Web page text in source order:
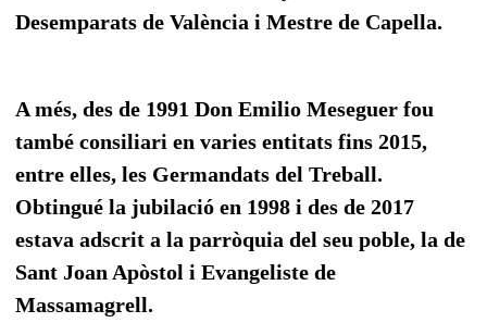
Desemparats de València i Mestre de Capella.
A més, des de 1991 Don Emilio Meseguer fou
també consiliari en varies entitats fins 2015,
entre elles, les Germandats del Treball.
Obtingué la jubilació en 1998 i des de 2017
estava adscrit a la parròquia del seu poble, la de
Sant Joan Apòstol i Evangeliste de
Massamagrell.